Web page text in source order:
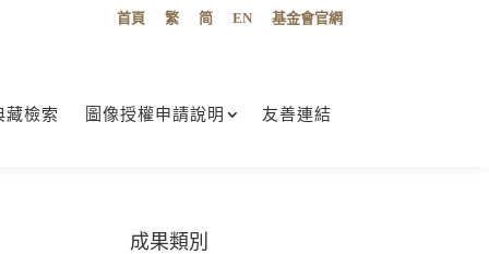
首頁 繁 简 EN 基金會官網
藏檢索 圖像授權申請說明 友善連結
成果類別